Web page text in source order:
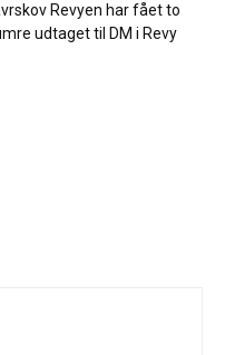
Revyen har fået to
udtaget til DM i Revy